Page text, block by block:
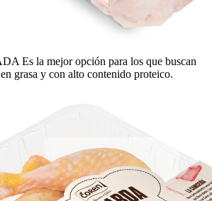
Es la mejor opción para los que buscan
grasa y con alto contenido proteico.